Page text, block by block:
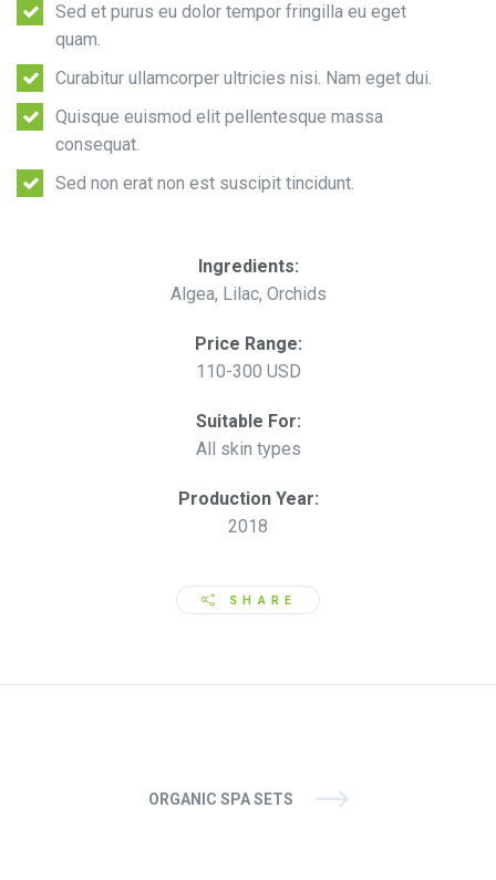
Sed et purus eu dolor tempor fringilla eu eget
quam.
Curabitur ullamcorper ultricies nisi. Nam eget dui.
Quisque euismod elit pellentesque massa
consequat.
Sed non erat non est suscipit tincidunt.
Ingredients:
Algea, Lilac, Orchids
Price Range:
110-300 USD
Suitable For:
All skin types
Production Year:
2018
SHARE
ORGANIC SPA SETS